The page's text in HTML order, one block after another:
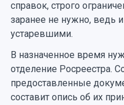
справок, строго
заранее не нужно, ведь
устаревшими.
В назначенное время
отделение Росреестра.
предоставленные
составит опись об их